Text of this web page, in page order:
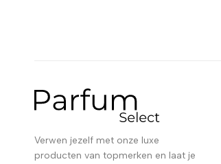
Verwen jezelf met onze luxe
producten van topmerken en laat je